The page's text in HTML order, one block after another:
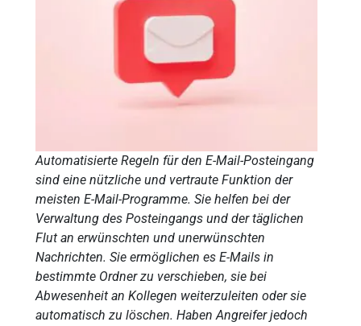
Automatisierte Regeln für den E-Mail-Posteingang
sind eine nützliche und vertraute Funktion der
meisten E-Mail-Programme. Sie helfen bei der
Verwaltung des Posteingangs und der täglichen
Flut an erwünschten und unerwünschten
Nachrichten. Sie ermöglichen es E-Mails in
bestimmte Ordner zu verschieben, sie bei
Abwesenheit an Kollegen weiterzuleiten oder sie
automatisch zu löschen. Haben Angreifer jedoch